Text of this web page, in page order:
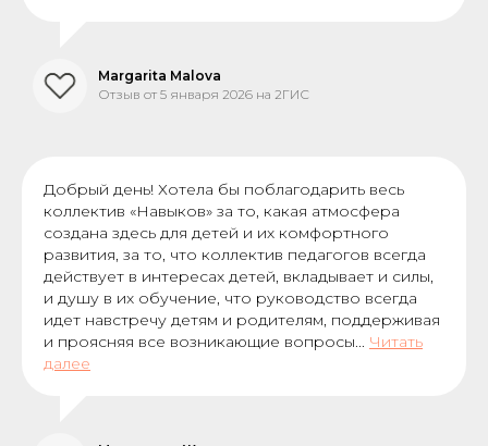
Margarita Malova
Отзыв от 5 января 2026 на 2ГИС
Добрый день! Хотела бы поблагодарить весь
коллектив «Навыков» за то, какая атмосфера
создана здесь для детей и их комфортного
развития, за то, что коллектив педагогов всегда
действует в интересах детей, вкладывает и силы,
и душу в их обучение, что руководство всегда
идет навстречу детям и родителям, поддерживая
и проясняя все возникающие вопросы... Читать
далее